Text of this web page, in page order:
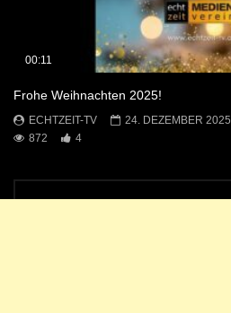
00:11
Frohe Weihnachten 2025!
ECHTZEIT-TV
24. DEZEMBER 2025
872
4